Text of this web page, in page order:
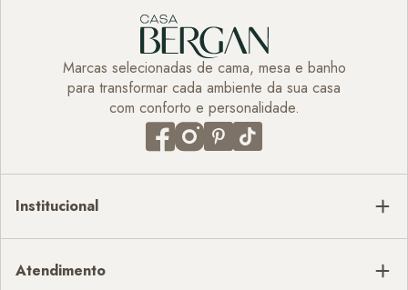
Marcas selecionadas de cama, mesa e banho
para transformar cada ambiente da sua casa
com conforto e personalidade.
Institucional
Atendimento